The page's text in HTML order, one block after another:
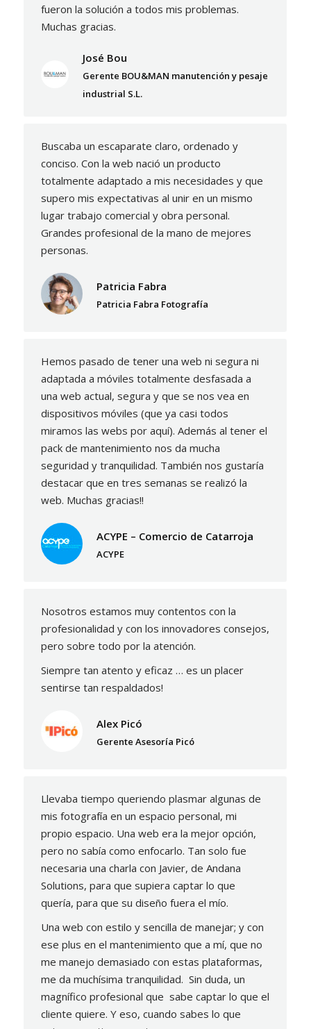
fueron la solución a todos mis problemas.
Muchas gracias.
José Bou
Gerente BOU&MAN manutención y pesaje
industrial S.L.
Buscaba un escaparate claro, ordenado y
conciso. Con la web nació un producto
totalmente adaptado a mis necesidades y que
supero mis expectativas al unir en un mismo
lugar trabajo comercial y obra personal.
Grandes profesional de la mano de mejores
personas.
Patricia Fabra
Patricia Fabra Fotografía
Hemos pasado de tener una web ni segura ni
adaptada a móviles totalmente desfasada a
una web actual, segura y que se nos vea en
dispositivos móviles (que ya casi todos
miramos las webs por aquí). Además al tener el
pack de mantenimiento nos da mucha
seguridad y tranquilidad. También nos gustaría
destacar que en tres semanas se realizó la
web. Muchas gracias!!
ACYPE – Comercio de Catarroja
ACYPE
Nosotros estamos muy contentos con la
profesionalidad y con los innovadores consejos,
pero sobre todo por la atención.
Siempre tan atento y eficaz … es un placer
sentirse tan respaldados!
Alex Picó
Gerente Asesoría Picó
Llevaba tiempo queriendo plasmar algunas de
mis fotografía en un espacio personal, mi
propio espacio. Una web era la mejor opción,
pero no sabía como enfocarlo. Tan solo fue
necesaria una charla con Javier, de Andana
Solutions, para que supiera captar lo que
quería, para que su diseño fuera el mío.
Una web con estilo y sencilla de manejar; y con
ese plus en el mantenimiento que a mí, que no
me manejo demasiado con estas plataformas,
me da muchísima tranquilidad. Sin duda, un
magnífico profesional que sabe captar lo que el
cliente quiere. Y eso, cuando sabes lo que